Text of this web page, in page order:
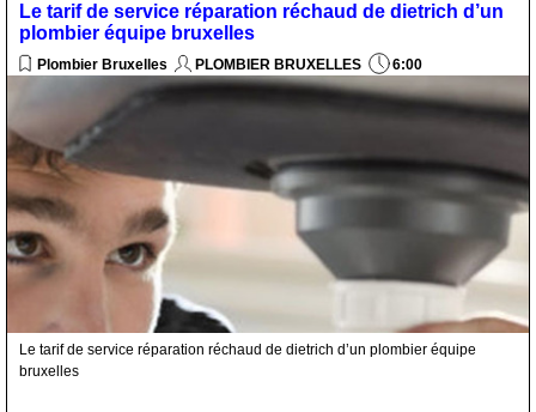
Le tarif de service réparation réchaud de dietrich d’un
plombier équipe bruxelles
Plombier Bruxelles PLOMBIER BRUXELLES 6:00
Le tarif de service réparation réchaud de dietrich d’un plombier équipe
bruxelles